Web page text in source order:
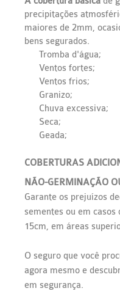
precipitações
maiores de 2mm,
bens segurados.
Tromba d'água;
Ventos fortes;
Ventos frios;
Granizo;
Chuva excessiva;
Seca;
Geada;
COBERTURAS
NÃO-GERMINAÇÃO
Garante os prejuízos
sementes ou em
15cm, em áreas
O seguro que você
agora mesmo e
em segurança.